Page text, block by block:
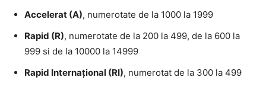
Accelerat (A), numerotate de la 1000 la 1999
Rapid (R), numerotate de la 200 la 499, de la 600 la
999 si de la 10000 la 14999
Rapid Internațional (RI), numerotat de la 300 la 499